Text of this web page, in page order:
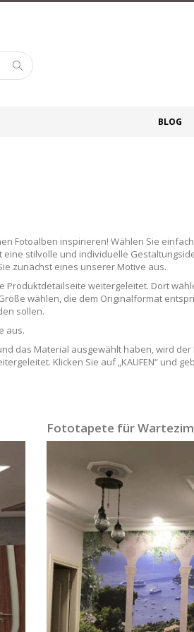
Suche
BLOG
Fotoalben inspirieren! Wählen Sie
stilvolle und individuelle
zunächst eines unserer Motive aus.
weitergeleitet. Dort
wählen, die dem Originalformat
sollen.
aus.
das Material ausgewählt haben, wird
Klicken Sie auf „KAUFEN“ und
Fototapete für